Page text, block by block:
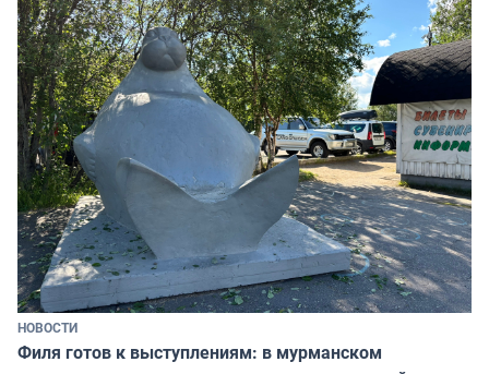
НОВОСТИ
Филя готов к выступлениям: в мурманском